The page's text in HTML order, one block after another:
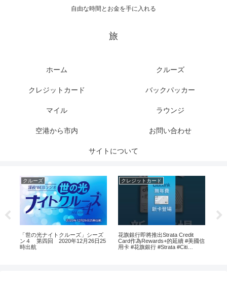
自由な時間とお金を手に入れる
旅
ホーム クルーズ
クレジットカード バックパッカー
マイル ラウンジ
空港から市内 お問い合わせ
サイトについて
クルーズ
「世の光ナイトクルーズ」シーズ
ン４ 第四回 2020年12月26日25
時出航
クレジットカード
花旗銀行即將推出Strata Credit
Card作為Rewards+的延續 #美國信
用卡 #花旗銀行 #Strata #Citi